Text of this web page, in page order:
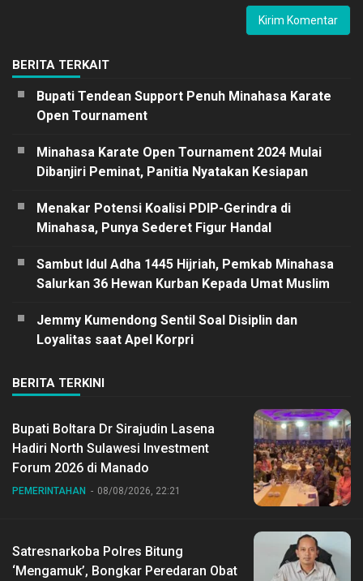
BERITA TERKAIT
Bupati Tendean Support Penuh Minahasa Karate
Open Tournament
Minahasa Karate Open Tournament 2024 Mulai
Dibanjiri Peminat, Panitia Nyatakan Kesiapan
Menakar Potensi Koalisi PDIP-Gerindra di
Minahasa, Punya Sederet Figur Handal
Sambut Idul Adha 1445 Hijriah, Pemkab Minahasa
Salurkan 36 Hewan Kurban Kepada Umat Muslim
Jemmy Kumendong Sentil Soal Disiplin dan
Loyalitas saat Apel Korpri
BERITA TERKINI
Bupati Boltara Dr Sirajudin Lasena
Hadiri North Sulawesi Investment
Forum 2026 di Manado
PEMERINTAHAN 08/08/2026, 22:21
Satresnarkoba Polres Bitung
‘Mengamuk’, Bongkar Peredaran Obat